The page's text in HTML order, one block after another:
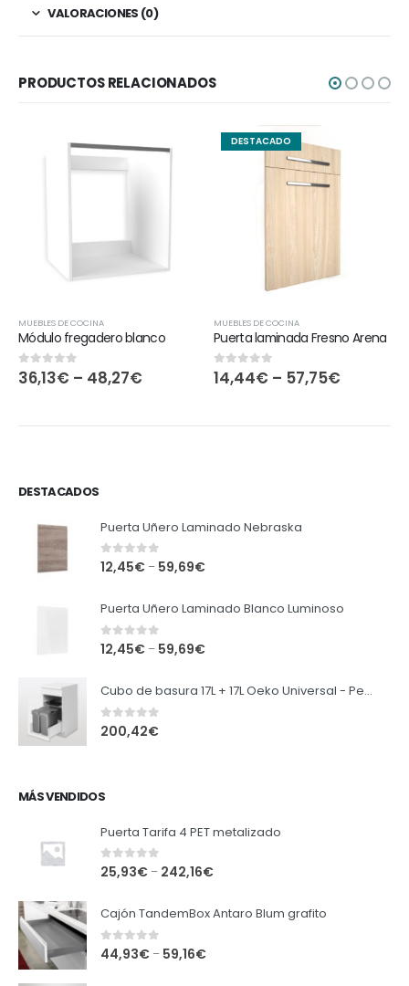
VALORACIONES (0)
PRODUCTOS RELACIONADOS
MUEBLES DE COCINA
Módulo fregadero blanco
0out of 5
36,13€ – 48,27€
DESTACADO
MUEBLES DE COCINA
Puerta laminada Fresno Arena
0 out of 5
14,44€ – 57,75€
DESTACADOS
Puerta Uñero Laminado Nebraska
0out of 5
12,45€ – 59,69€
Puerta Uñero Laminado Blanco Luminoso
0out of 5
12,45€ – 59,69€
Cubo de basura 17L + 17L Oeko Universal - Peka
0out of 5
200,42€
MÁS VENDIDOS
Puerta Tarifa 4 PET metalizado
0out of 5
25,93€ – 242,16€
Cajón TandemBox Antaro Blum grafito
0out of 5
44,93€ – 59,16€